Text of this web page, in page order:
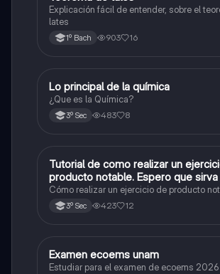
Explicación fácil de entender, sobre el
lates
1º Bach 903 16
Química
Lo principal de la química
¿Que es la Química?
3º Sec 483 8
Matemáticas
Tutorial de como realizar un
producto notable. Espero que sirva
😜
Cómo realizar un ejercicio de producto
3º Sec 423 12
Español
Examen ecoems unam
Estudiar para el examen de ecoems